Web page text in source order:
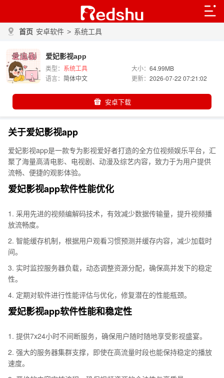
首页 安卓软件 > 系统工具
爱妃影视app
类型： 系统工具 大小：64.99MB
语言： 简体中文 更新：2026-07-22 07:21:02
安卓下载
关于爱妃影视app
爱妃影视app是一款专为影视爱好者打造的全方位视频娱乐平台，汇
聚了海量高清电影、电视剧、动漫及综艺内容，致力于为用户提供
流畅、便捷的观影体验。
爱妃影视app软件性能优化
1. 采用先进的视频编解码技术，有效减少数据传输量，提升视频播
放流畅度。
2. 智能缓存机制，根据用户观看习惯预测并缓存内容，减少加载时
间。
3. 实时监控服务器负载，动态调整资源分配，确保高并发下的稳定
性。
4. 定期对软件进行性能评估与优化，修复潜在的性能瓶颈。
爱妃影视app软件性能和稳定性
1. 提供7x24小时不间断服务，确保用户随时随地享受影视盛宴。
2. 强大的服务器集群支撑，即使在高流量时段也能保持稳定的播放
速度。